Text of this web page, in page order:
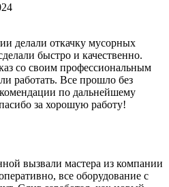
делали откачку мусорных
быстро и качественно.
со своим профессиональным
работать. Все прошло без
по дальнейшему
за хорошую работу!
вызвали мастера из компании
все оборудование с